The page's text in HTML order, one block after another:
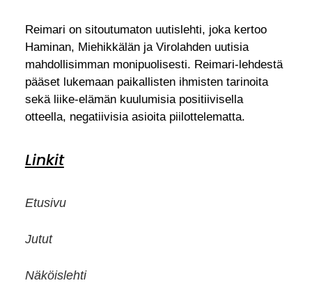
Reimari on sitoutumaton uutislehti, joka kertoo
Haminan, Miehikkälän ja Virolahden uutisia
mahdollisimman monipuolisesti. Reimari-lehdestä
pääset lukemaan paikallisten ihmisten tarinoita
sekä liike-elämän kuulumisia positiivisella
otteella, negatiivisia asioita piilottelematta.
Linkit
Etusivu
Jutut
Näköislehti